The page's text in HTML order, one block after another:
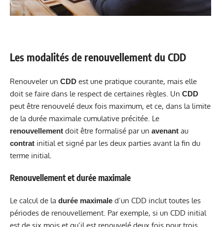
Les modalités de renouvellement du CDD
Renouveler un CDD est une pratique courante, mais elle
doit se faire dans le respect de certaines règles. Un CDD
peut être renouvelé deux fois maximum, et ce, dans la limite
de la durée maximale cumulative précitée. Le
renouvellement doit être formalisé par un avenant au
contrat initial et signé par les deux parties avant la fin du
terme initial.
Renouvellement et durée maximale
Le calcul de la durée maximale d’un CDD inclut toutes les
périodes de renouvellement. Par exemple, si un CDD initial